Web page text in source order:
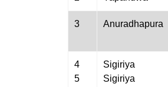
3 Anuradhapura
4
5
Sigiriya
Sigiriya